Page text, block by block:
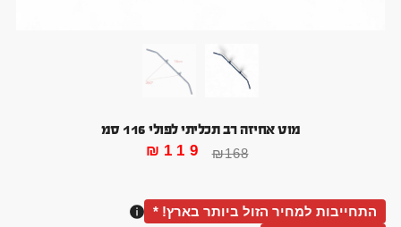
מוט אחיזה רב תכליתי לפולי 116 סמ
₪168
₪ 119
התחייבות למחיר הזול ביותר בארץ! *